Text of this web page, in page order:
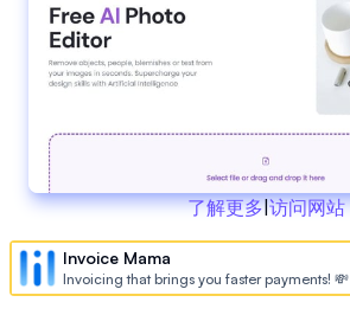
了解更多|访问网站
Invoice Mama
Invoicing that brings you faster payments! 💸